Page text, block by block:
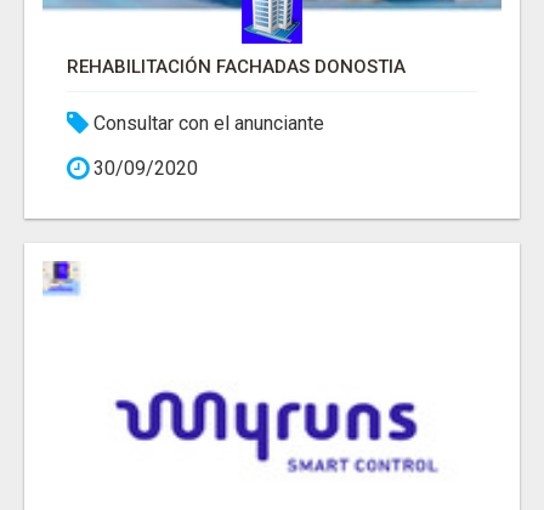
REHABILITACIÓN FACHADAS DONOSTIA
Consultar con el anunciante
30/09/2020